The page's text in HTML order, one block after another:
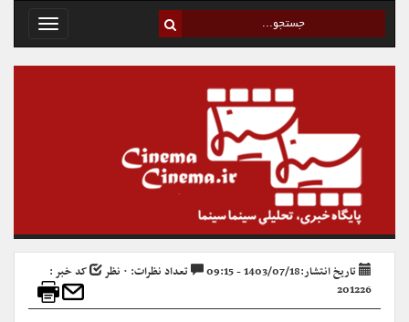
Toggle
تاریخ انتشار:1403/07/18 - 09:15 تعداد نظرات: ۰ نظر
کد خبر :
201226